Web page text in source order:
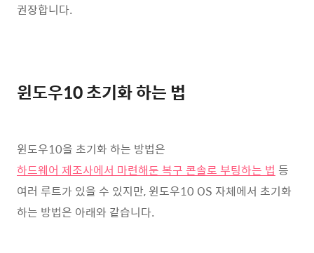
권장합니다.
윈도우10 초기화 하는 법
윈도우10을 초기화 하는 방법은
하드웨어 제조사에서 마련해둔 복구 콘솔로 부팅하는 법 등
여러 루트가 있을 수 있지만, 윈도우10 OS 자체에서 초기화
하는 방법은 아래와 같습니다.